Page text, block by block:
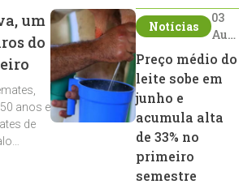
um
do
anos e
de
Sumário de Touros,
debates, podcast,
reprodutores e
homenagens
integram a
programação da
entidade durante a
ExpoGenética 2026
Notícias
03
Aug
2026
Preço médio do
leite sobe em
junho e
acumula alta
de 33% no
primeiro
semestre